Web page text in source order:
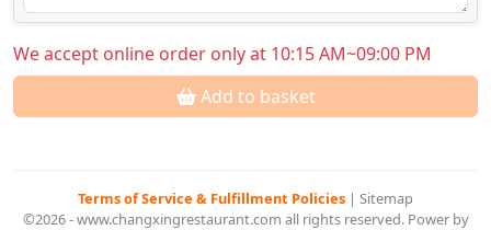
We accept online order only at 10:15 AM~09:00 PM
Add to basket
Terms of Service & Fulfillment Policies | Sitemap
©2026 - www.changxingrestaurant.com all rights reserved. Power by